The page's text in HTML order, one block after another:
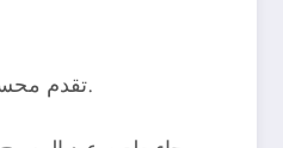
تقدم محسن عبد المسيح نجم الاسماعيلي السابق و المرشح على منصب نائب رئيس النادي بطعن علي صحة عضوية مُنافسه في الانتخابات المهندس خالد زين.